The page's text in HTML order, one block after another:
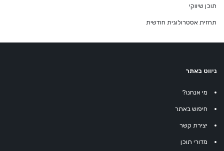
תוכן שיווקי
תחזית אסטרולוגית חודשית
ניווט באתר
מי אנחנו?
חיפוש באתר
יצירת קשר
מדורי תוכן